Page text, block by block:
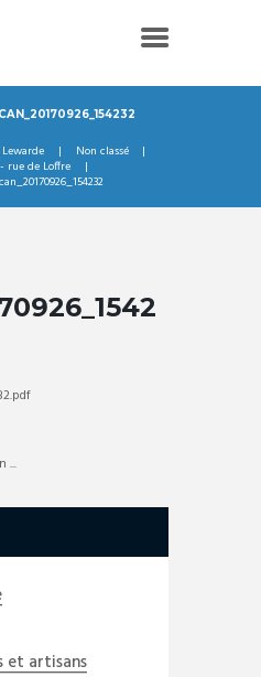
Non classé
rue de Loffre
...
et artisans